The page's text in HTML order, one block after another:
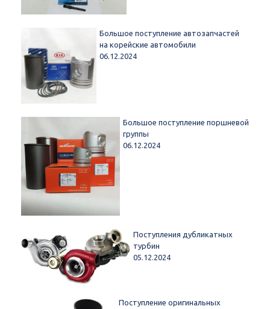
Большое поступление автозапчастей
на корейские автомобили
06.12.2024
Большое поступление поршневой
группы
06.12.2024
Поступления дубликатных
турбин
05.12.2024
Поступление оригинальных